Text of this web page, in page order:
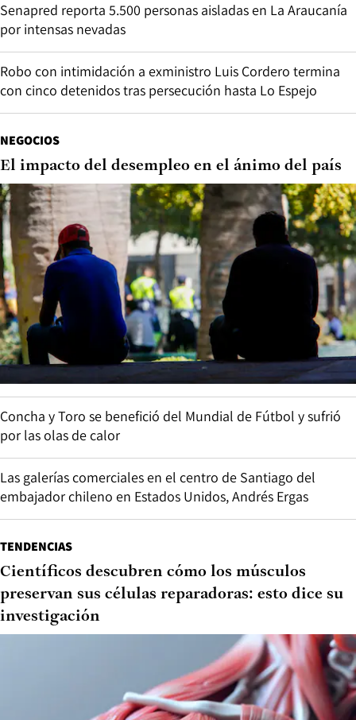
Senapred reporta 5.500 personas aisladas en La Araucanía
por intensas nevadas
Robo con intimidación a exministro Luis Cordero termina
con cinco detenidos tras persecución hasta Lo Espejo
NEGOCIOS
El impacto del desempleo en el ánimo del país
Concha y Toro se benefició del Mundial de Fútbol y sufrió
por las olas de calor
Las galerías comerciales en el centro de Santiago del
embajador chileno en Estados Unidos, Andrés Ergas
TENDENCIAS
Científicos descubren cómo los músculos
preservan sus células reparadoras: esto dice su
investigación